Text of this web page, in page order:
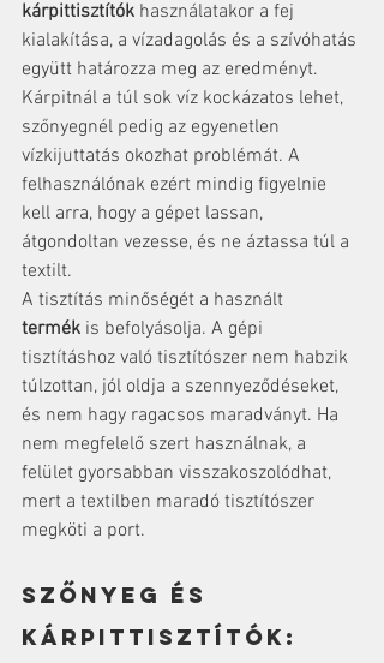
kárpittisztítók használatakor a fej
kialakítása, a vízadagolás és a szívóhatás
együtt határozza meg az eredményt.
Kárpitnál a túl sok víz kockázatos lehet,
szőnyegnél pedig az egyenetlen
vízkijuttatás okozhat problémát. A
felhasználónak ezért mindig figyelnie
kell arra, hogy a gépet lassan,
átgondoltan vezesse, és ne áztassa túl a
textilt.
A tisztítás minőségét a használt
termék is befolyásolja. A gépi
tisztításhoz való tisztítószer nem habzik
túlzottan, jól oldja a szennyeződéseket,
és nem hagy ragacsos maradványt. Ha
nem megfelelő szert használnak, a
felület gyorsabban visszakoszolódhat,
mert a textilben maradó tisztítószer
megköti a port.
Szőnyeg és
kárpittisztítók: